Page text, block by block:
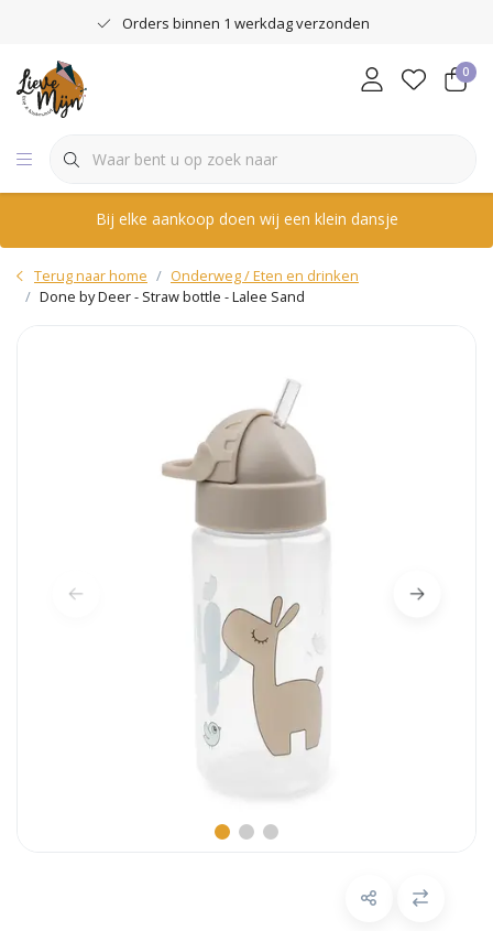
Orders binnen 1 werkdag verzonden
0
Bij elke aankoop doen wij een klein dansje
Terug naar home
Onderweg / Eten en drinken
Done by Deer - Straw bottle - Lalee Sand